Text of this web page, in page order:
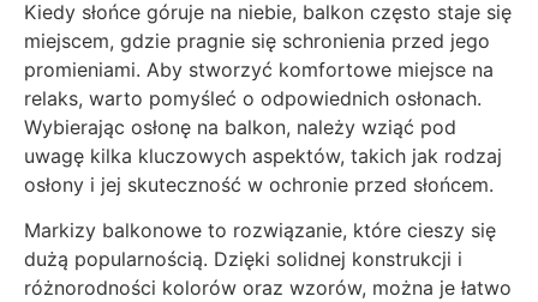
Kiedy słońce góruje na niebie, balkon często staje się
miejscem, gdzie pragnie się schronienia przed jego
promieniami. Aby stworzyć komfortowe miejsce na
relaks, warto pomyśleć o odpowiednich osłonach.
Wybierając osłonę na balkon, należy wziąć pod
uwagę kilka kluczowych aspektów, takich jak rodzaj
osłony i jej skuteczność w ochronie przed słońcem.
Markizy balkonowe to rozwiązanie, które cieszy się
dużą popularnością. Dzięki solidnej konstrukcji i
różnorodności kolorów oraz wzorów, można je łatwo